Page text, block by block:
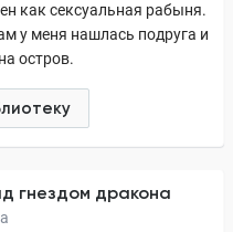
как сексуальная рабыня.
у меня нашлась подруга и
остров.
гнездом дракона